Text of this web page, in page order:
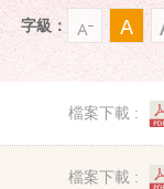
字級：
檔案下載 :
檔案下載 :